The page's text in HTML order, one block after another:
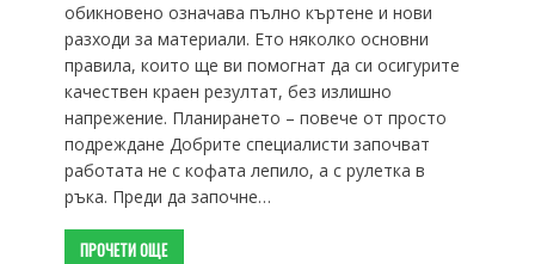
обикновено означава пълно къртене и нови
разходи за материали. Ето няколко основни
правила, които ще ви помогнат да си осигурите
качествен краен резултат, без излишно
напрежение. Планирането – повече от просто
подреждане Добрите специалисти започват
работата не с кофата лепило, а с рулетка в
ръка. Преди да започне…
ПРОЧЕТИ ОЩЕ